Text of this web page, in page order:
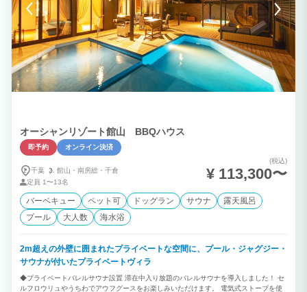
ージング 海上からの絶景スポット～プライベートスイミング～貸切りチャーターなの
で、プランに合わせアレンジできます。 伊豆諸島～離島～まで、ロングクルージング
も承ります。
オーシャンリゾート館山 BBQハウス
即予約 オンライン決済
千葉 館山・ 南房総・ 千倉
定員 1〜13名
(税込)
¥ 113,300〜
バーベキュー ペット可 ドッグラン サウナ
露天風呂
プール
大人数 海水浴
2m超えの外壁に囲まれたプライベートな空間に、プール・ジャグジー・
サウナが付いたプライベートヴィラ
◆プライベートバレルサウナ設置 滞在中入り放題のバレルサウナを導入しました！ セ
ルフロウリュやうちわでアウフグースをお楽しみいただけます。 電気式ストーブを使